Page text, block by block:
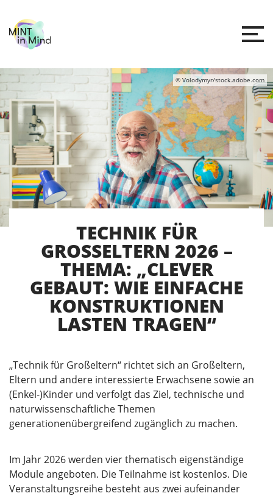
© Volodymyr/stock.adobe.com
TECHNIK FÜR
GROSSELTERN 2026 –
THEMA: „CLEVER G
EBAUT: WIE EINFACHE K
ONSTRUKTIONEN L
ASTEN TRAGEN“
„Technik für Großeltern“ richtet sich an Großeltern,
Eltern und andere interessierte Erwachsene sowie an
(Enkel-)Kinder und verfolgt das Ziel, technische und
naturwissenschaftliche Themen
generationenübergreifend zugänglich zu machen.
Im Jahr 2026 werden vier thematisch eigenständige
Module angeboten. Die Teilnahme ist kostenlos. Die
Veranstaltungsreihe besteht aus zwei aufeinander